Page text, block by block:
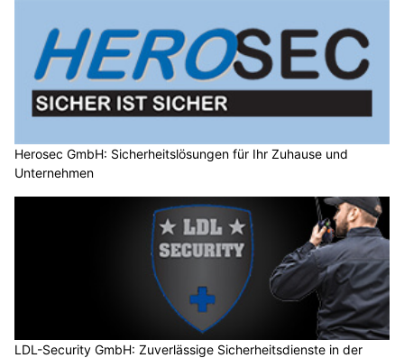
Herosec GmbH: Sicherheitslösungen für Ihr Zuhause und
Unternehmen
LDL-Security GmbH: Zuverlässige Sicherheitsdienste in der